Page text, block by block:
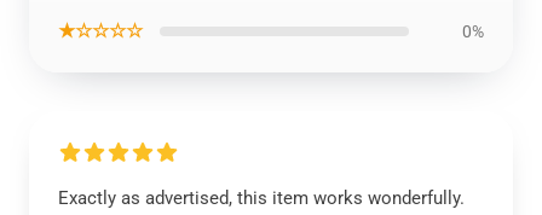
★☆☆☆☆ 0%
Exactly as advertised, this item works wonderfully.